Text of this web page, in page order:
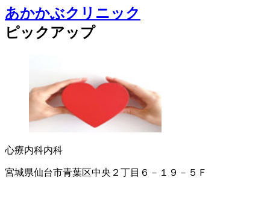
あかかぶクリニック
ピックアップ
心療内科内科
宮城県仙台市青葉区中央２丁目６－１９－５Ｆ